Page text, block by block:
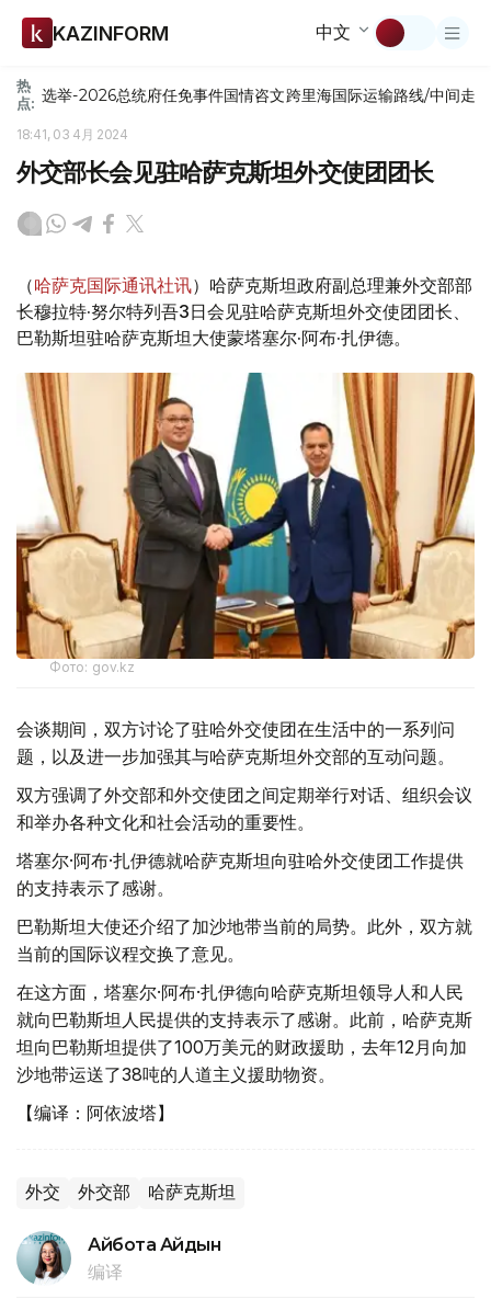
KAZINFORM 中文
热
点: 选举-2026总统府任免事件国情咨文跨里海国际运输路线/中间走廊
18:41, 03 4月 2024
外交部长会见驻哈萨克斯坦外交使团团长
（哈萨克国际通讯社讯）哈萨克斯坦政府副总理兼外交部部
长穆拉特·努尔特列吾3日会见驻哈萨克斯坦外交使团团长、
巴勒斯坦驻哈萨克斯坦大使蒙塔塞尔·阿布·扎伊德。
Фото: gov.kz
会谈期间，双方讨论了驻哈外交使团在生活中的一系列问
题，以及进一步加强其与哈萨克斯坦外交部的互动问题。
双方强调了外交部和外交使团之间定期举行对话、组织会议
和举办各种文化和社会活动的重要性。
塔塞尔·阿布·扎伊德就哈萨克斯坦向驻哈外交使团工作提供
的支持表示了感谢。
巴勒斯坦大使还介绍了加沙地带当前的局势。此外，双方就
当前的国际议程交换了意见。
在这方面，塔塞尔·阿布·扎伊德向哈萨克斯坦领导人和人民
就向巴勒斯坦人民提供的支持表示了感谢。此前，哈萨克斯
坦向巴勒斯坦提供了100万美元的财政援助，去年12月向加
沙地带运送了38吨的人道主义援助物资。
【编译：阿依波塔】
外交 外交部 哈萨克斯坦
Айбота Айдын
编译